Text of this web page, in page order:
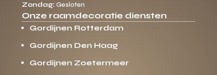
Zondag: Gesloten
Onze raamdecoratie diensten
Gordijnen Rotterdam
Gordijnen Den Haag
Gordijnen Zoetermeer